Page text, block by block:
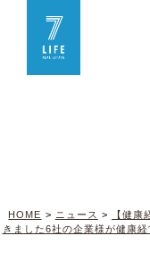
HOME > ニュース >
【健
きました6社の企業様が健康